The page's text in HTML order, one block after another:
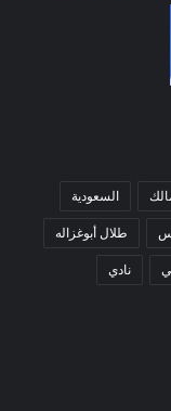
السعودية
طلال أبوغزاله
نادي